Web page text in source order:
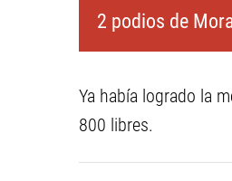
2 podios de
Ya había logrado la
800 libres.